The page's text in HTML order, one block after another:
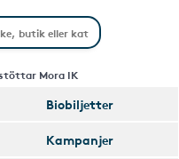
Mora IK
Biobiljetter
Kampanjer